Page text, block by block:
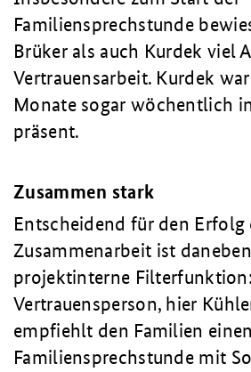
Familiensprechstunde
Brüker als auch Kurdek viel
Vertrauensarbeit. Kurdek
Monate sogar wöchentlich
präsent.
Zusammen stark
Entscheidend für den Erfolg
Zusammenarbeit ist
projektinterne
Vertrauensperson, hier
empfiehlt den Familien
Familiensprechstunde mit